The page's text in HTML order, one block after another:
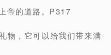
帝的道路。P317
物，它可以给我们带来满